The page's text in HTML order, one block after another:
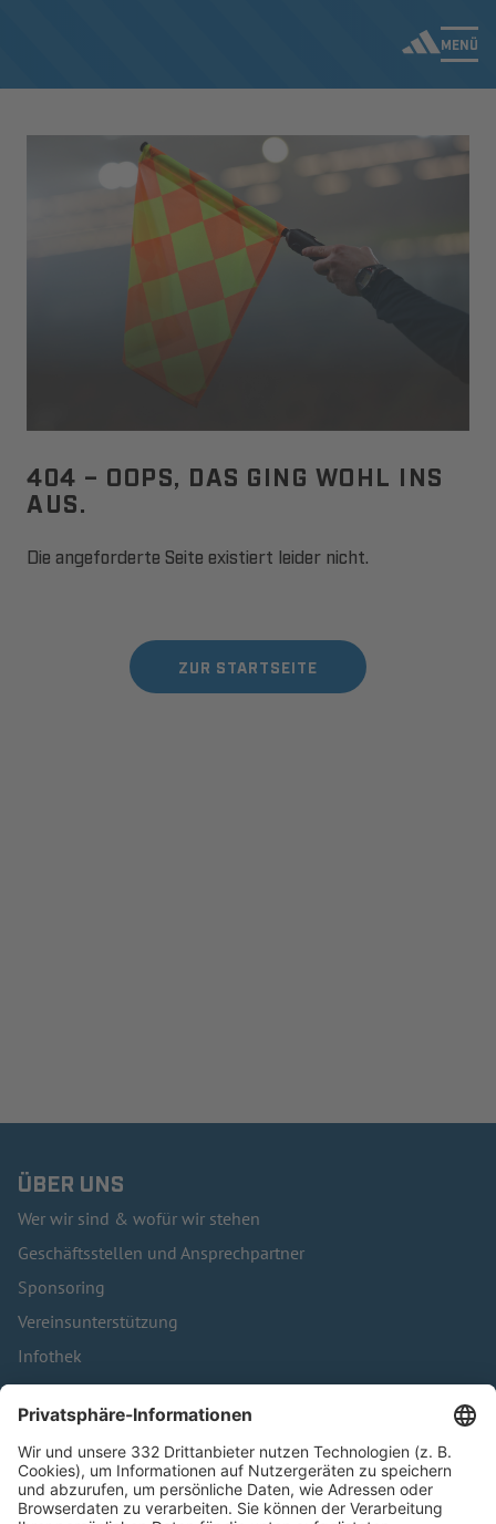
MENÜ
404 – OOPS, DAS GING WOHL INS
AUS.
Die angeforderte Seite existiert leider nicht.
ZUR STARTSEITE
ÜBER UNS
Wer wir sind & wofür wir stehen
Geschäftsstellen und Ansprechpartner
Sponsoring
Vereinsunterstützung
Infothek
Kontakt
HÄUFIG BESUCHTE SEITEN
Pässe und Vereinswechsel